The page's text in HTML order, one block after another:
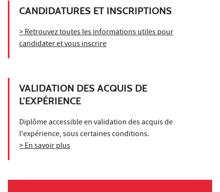
CANDIDATURES ET INSCRIPTIONS
> Retrouvez toutes les informations utiles pour
candidater et vous inscrire
VALIDATION DES ACQUIS DE
L'EXPÉRIENCE
Diplôme accessible en validation des acquis de
l'expérience, sous certaines conditions.
> En savoir plus